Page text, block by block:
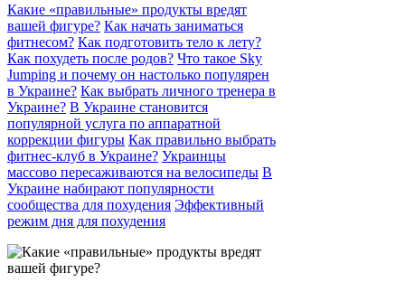
Какие «правильные» продукты вредят
вашей фигуре? Как начать заниматься
фитнесом? Как подготовить тело к лету?
Как похудеть после родов? Что такое Sky
Jumping и почему он настолько популярен
в Украине? Как выбрать личного тренера в
Украине? В Украине становится
популярной услуга по аппаратной
коррекции фигуры Как правильно выбрать
фитнес-клуб в Украине? Украинцы
массово пересаживаются на велосипеды В
Украине набирают популярности
сообщества для похудения Эффективный
режим дня для похудения